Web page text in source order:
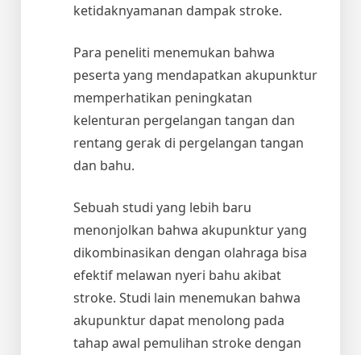
ketidaknyamanan dampak stroke.
Para peneliti menemukan bahwa
peserta yang mendapatkan akupunktur
memperhatikan peningkatan
kelenturan pergelangan tangan dan
rentang gerak di pergelangan tangan
dan bahu.
Sebuah studi yang lebih baru
menonjolkan bahwa akupunktur yang
dikombinasikan dengan olahraga bisa
efektif melawan nyeri bahu akibat
stroke. Studi lain menemukan bahwa
akupunktur dapat menolong pada
tahap awal pemulihan stroke dengan